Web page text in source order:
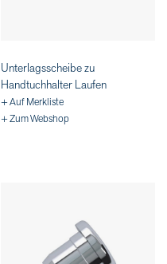
Unterlagsscheibe zu
Handtuchhalter Laufen
+ Auf Merkliste
+ Zum Webshop